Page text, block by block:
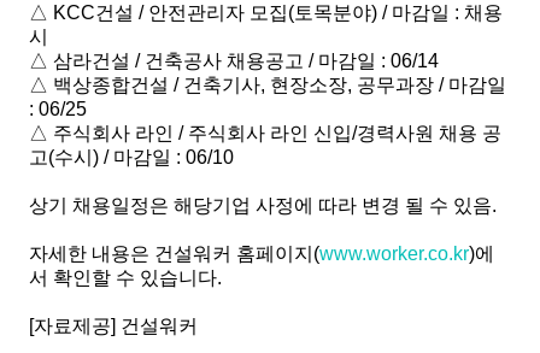
△ KCC건설 / 안전관리자 모집(토목분야) / 마감일 : 채용
시
△ 삼라건설 / 건축공사 채용공고 / 마감일 : 06/14
△ 백상종합건설 / 건축기사, 현장소장, 공무과장 / 마감일
: 06/25
△ 주식회사 라인 / 주식회사 라인 신입/경력사원 채용 공
고(수시) / 마감일 : 06/10
상기 채용일정은 해당기업 사정에 따라 변경 될 수 있음.
자세한 내용은 건설워커 홈페이지(www.worker.co.kr)에
서 확인할 수 있습니다.
[자료제공] 건설워커